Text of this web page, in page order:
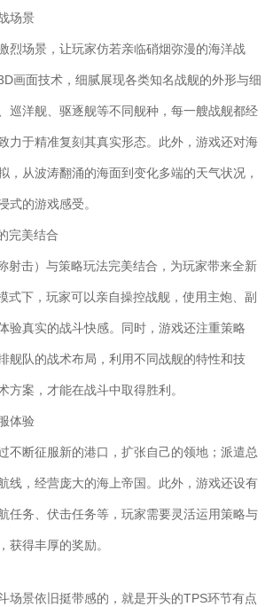
场景
烈场景，让玩家仿若亲临硝烟弥漫的海洋战
画面技术，细腻展现各类知名战舰的外形与细
巡洋舰、驱逐舰等不同舰种，每一艘战舰都经
力于精准复刻其真实形态。此外，游戏还对海
，从波涛翻涌的海面到变化多端的天气状况，
式的游戏感受。
完美结合
射击）与策略玩法完美结合，为玩家带来全新
式下，玩家可以亲自操控战舰，使用主炮、副
验真实的战斗快感。同时，游戏还注重策略
舰队的战术布局，利用不同战舰的特性和技
方案，才能在战斗中取得胜利。
体验
不断征服新的港口，扩张自己的领地；派遣总
线，经营庞大的海上帝国。此外，游戏还设有
任务、伏击任务等，玩家需要灵活运用策略与
获得丰厚的奖励。
场景依旧挺带感的，就是开头的TPS环节有点